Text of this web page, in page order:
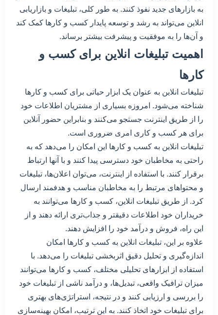
به بازارهای جدید نفوذ کنند. به طور کلی، تبلیغات و بازاریابی
انلاین می‌تواند به رشد و توسعه پایدار کسب و کارها کمک کند
و آن‌ها را به موفقیت و پیشرفت بیشتر برساند.
اهمیت تبلیغات انلاین برای کسب و
کارها
تبلیغات انلاین به عنوان یک ابزار حیاتی برای کسب و کارها
شناخته می‌شود. امروزه بسیاری از مشتریان اطلاعات خود
را از طریق اینترنت جستجو می‌کنند و بنابراین حضور آنلاین
برای هر کسب و کاری امری ضروری است.
تبلیغات انلاین به کسب و کارها این امکان را می‌دهد که به
راحتی به مخاطبان خود دسترسی پیدا کنند و با آنها ارتباط
برقرار کنند. با استفاده از اینترنت، می‌توان اعلان‌ها، تبلیغات
و محتواهای مرتبط را به مخاطبان مناسب و هدفمند ارسال
کرد. از طریق تبلیغات انلاین، کسب و کارها می‌توانند به
خریداران خود اطلاعات دقیقتر و جذاب‌تری ارائه دهند و از
این راه، فروش و درآمد خود را افزایش دهند.
علاوه بر این، تبلیغات انلاین به کسب و کارها امکان
اندازه‌گیری و تحلیل دقیق اثربخشی تبلیغات را می‌دهد. با
استفاده از ابزارهای تحلیلی مختلف، کسب و کارها می‌توانند
میزان ترافیک واقعی، تبدیل‌ها، و درآمد ناشی از تبلیغات خود
را بررسی و ارزیابی کنند و در نتیجه، استراتژی‌های بهتری
برای تبلیغات خود اتخاذ کنند. به این ترتیب، امکان بهینه‌سازی